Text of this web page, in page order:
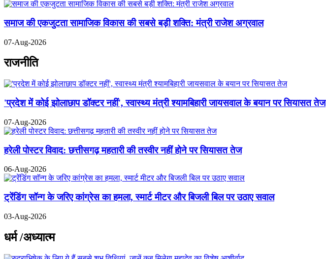
समाज की एकजुटता सामाजिक विकास की सबसे बड़ी शक्ति: मंत्री राजेश अग्रवाल
07-Aug-2026
राजनीति
'प्रदेश में कोई झोलाछाप डॉक्टर नहीं', स्वास्थ्य मंत्री श्यामबिहारी जायसवाल के बयान पर सियासत तेज
07-Aug-2026
हरेली पोस्टर विवाद: छत्तीसगढ़ महतारी की तस्वीर नहीं होने पर सियासत तेज
06-Aug-2026
ट्रेंडिंग सॉन्ग के जरिए कांग्रेस का हमला, स्मार्ट मीटर और बिजली बिल पर उठाए सवाल
03-Aug-2026
धर्म /अध्यात्म